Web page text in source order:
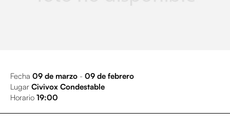
Fecha 09 de marzo - 09 de febrero
Lugar Civivox Condestable
Horario 19:00